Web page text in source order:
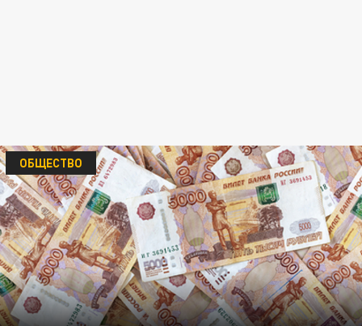
ОБЩЕСТВО